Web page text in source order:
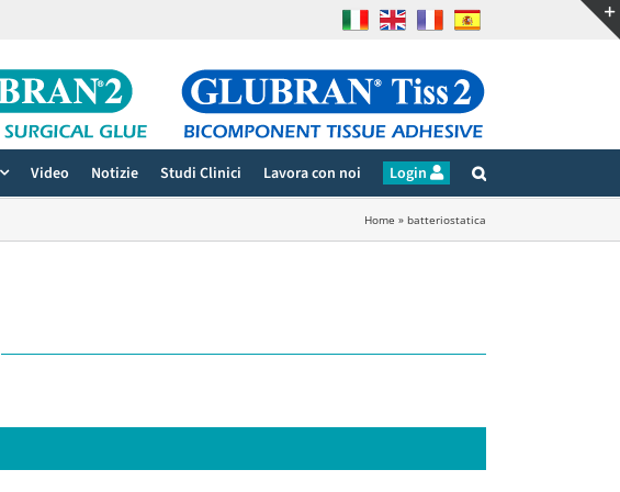
Video Notizie Studi Clinici Lavora con noi Login
Home » batteriostatica